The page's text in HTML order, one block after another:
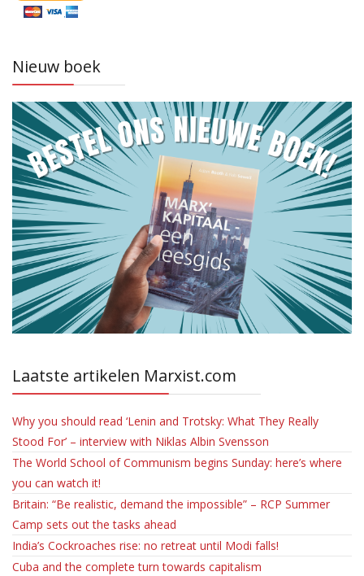
Nieuw boek
Laatste artikelen Marxist.com
Why you should read ‘Lenin and Trotsky: What They Really
Stood For’ – interview with Niklas Albin Svensson
The World School of Communism begins Sunday: here’s where
you can watch it!
Britain: “Be realistic, demand the impossible” – RCP Summer
Camp sets out the tasks ahead
India’s Cockroaches rise: no retreat until Modi falls!
Cuba and the complete turn towards capitalism